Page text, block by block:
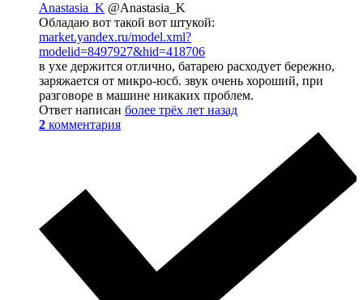
Anastasia_K @Anastasia_K
Обладаю вот такой вот штукой:
market.yandex.ru/model.xml?
modelid=8497927&hid=418706
в ухе держится отлично, батарею расходует бережно,
заряжается от микро-юсб. звук очень хороший, при
разговоре в машине никаких проблем.
Ответ написан более трёх лет назад
2 комментария